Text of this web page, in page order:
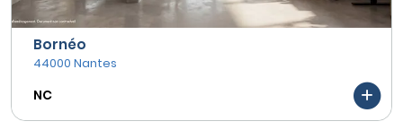
Bornéo
44000 Nantes
NC